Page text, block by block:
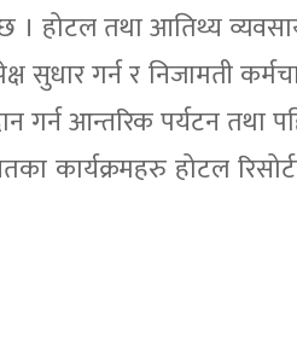
होटल तथा आतिथ्य
सुधार गर्न र निजामती
गर्न आन्तरिक पर्यटन तथा
कार्यक्रमहरु होटल